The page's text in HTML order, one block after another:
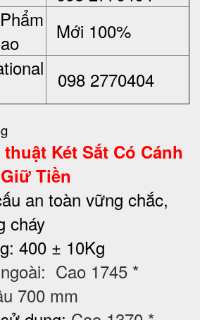
Mới 100%
098 2770404
thuật Két Sắt Có Cánh
Tiền
an toàn vững chắc,
cháy
400 ± 10Kg
Cao 1745 *
700 mm